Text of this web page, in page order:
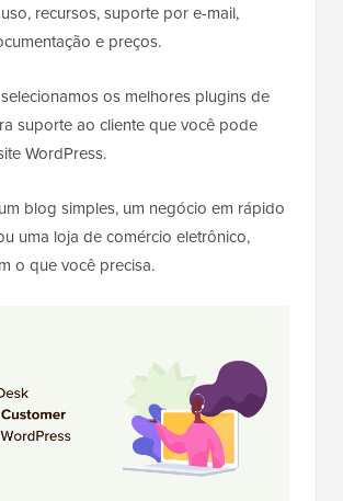
recursos, suporte por e-mail,
e preços.
os melhores plugins de
suporte ao cliente que você pode
WordPress.
blog simples, um negócio em rápido
uma loja de comércio eletrônico,
o que você precisa.